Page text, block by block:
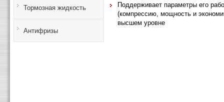
Тормозная жидкость
Антифризы
Поддерживает параметры его
(компрессию, мощность и
высшем уровне